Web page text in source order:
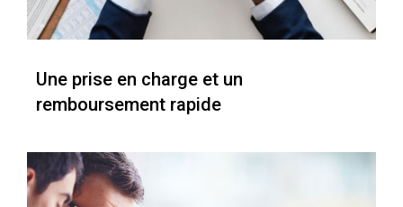
Une prise en charge et un
remboursement rapide